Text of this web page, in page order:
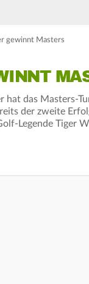
gewinnt Masters
hat das Masters-
der zweite
Legende Tiger